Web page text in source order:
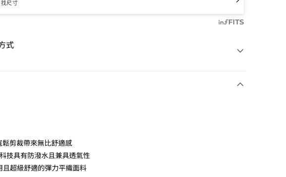
找尺寸
式
鬆剪裁帶來無比舒適感
技具有防潑水且兼具透氣性
且超級舒適的彈力平織面料